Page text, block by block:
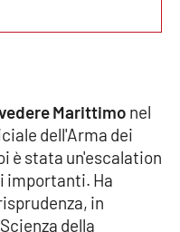
Marittimo nel
dell'Arma dei
è stata un'escalation
importanti. Ha
in
della